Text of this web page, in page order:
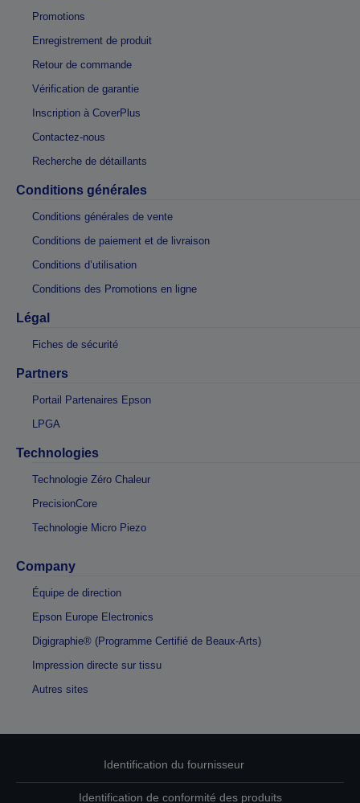
Promotions
Enregistrement de produit
Retour de commande
Vérification de garantie
Inscription à CoverPlus
Contactez-nous
Recherche de détaillants
Conditions générales
Conditions générales de vente
Conditions de paiement et de livraison
Conditions d’utilisation
Conditions des Promotions en ligne
Légal
Fiches de sécurité
Partners
Portail Partenaires Epson
LPGA
Technologies
Technologie Zéro Chaleur
PrecisionCore
Technologie Micro Piezo
Company
Équipe de direction
Epson Europe Electronics
Digigraphie® (Programme Certifié de Beaux-Arts)
Impression directe sur tissu
Autres sites
Identification du fournisseur
Identification de conformité des produits